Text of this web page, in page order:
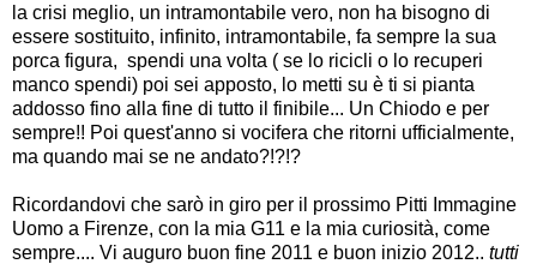
la crisi meglio, un intramontabile vero, non ha bisogno di
essere sostituito, infinito, intramontabile, fa sempre la sua
porca figura, spendi una volta ( se lo ricicli o lo recuperi
manco spendi) poi sei apposto, lo metti su è ti si pianta
addosso fino alla fine di tutto il finibile... Un Chiodo e per
sempre!! Poi quest'anno si vocifera che ritorni ufficialmente,
ma quando mai se ne andato?!?!?
Ricordandovi che sarò in giro per il prossimo Pitti Immagine
Uomo a Firenze, con la mia G11 e la mia curiosità, come
sempre.... Vi auguro buon fine 2011 e buon inizio 2012.. tutti